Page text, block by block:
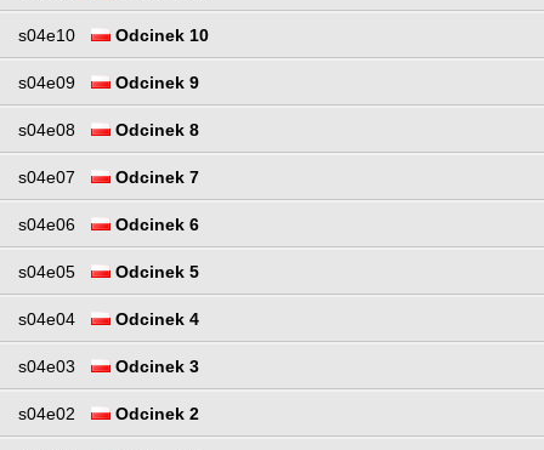
s04e10 Odcinek 10
s04e09 Odcinek 9
s04e08 Odcinek 8
s04e07 Odcinek 7
s04e06 Odcinek 6
s04e05 Odcinek 5
s04e04 Odcinek 4
s04e03 Odcinek 3
s04e02 Odcinek 2